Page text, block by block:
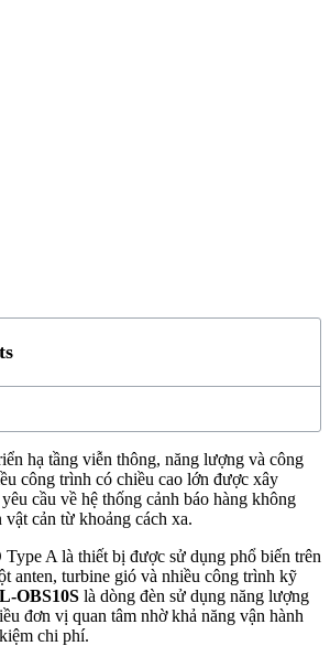
hạ tầng viễn thông, năng lượng và công
công trình có chiều cao lớn được xây
cầu về hệ thống cảnh báo hàng không
cản từ khoảng cách xa.
A là thiết bị được sử dụng phổ biến trên
anten, turbine gió và nhiều công trình kỹ
L-OBS10S là dòng đèn sử dụng năng lượng
đơn vị quan tâm nhờ khả năng vận hành
chi phí.